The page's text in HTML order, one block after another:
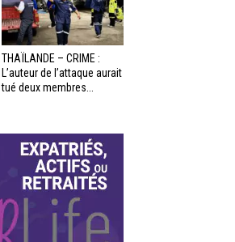
THAÏLANDE – CRIME :
L’auteur de l’attaque aurait
tué deux membres...